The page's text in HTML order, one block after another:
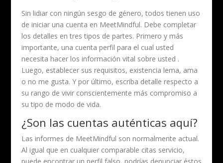
Sin lidiar con ningún sesgo de género, todos tienen uso
de iniciar una cuenta en MeetMindful. Debe completar
los detalles en tres tipos de partes. Primero y más
importante, una cuenta perfil para el cual usted
necesita hacer los información vital sobre usted .
Luego, establecer sus requisitos, existencia lema, ama
o no me gusta. Y por último, escriba detalle respecto a
su rango de vivir conscientemente más compromiso a
su tipo de modo de vida.
¿Son las cuentas auténticas aquí?
Las informes de MeetMindful son normalmente actual.
Al igual que en cualquier comparable citas servicio,